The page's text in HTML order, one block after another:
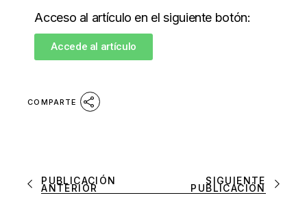
Acceso al artículo en el siguiente botón:
Accede al artículo
COMPARTE
PUBLICACIÓN
ANTERIOR
SIGUIENTE
PUBLICACIÓN